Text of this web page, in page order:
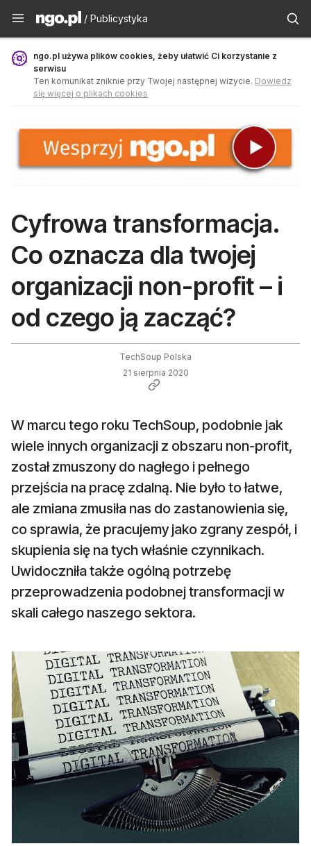
Publicystyka - ngo.pl
/ Publicystyka
ngo.pl używa plików cookies, żeby ułatwić Ci korzystanie z
serwisu
Ten komunikat zniknie przy Twojej następnej wizycie. Dowiedz
się więcej o plikach cookies
Cyfrowa transformacja.
Co oznacza dla twojej
organizacji non-profit – i
od czego ją zacząć?
TechSoup Polska
21 sierpnia 2020
W marcu tego roku TechSoup, podobnie jak
wiele innych organizacji z obszaru non-profit,
został zmuszony do nagłego i pełnego
przejścia na pracę zdalną. Nie było to łatwe,
ale zmiana zmusiła nas do zastanowienia się,
co sprawia, że pracujemy jako zgrany zespół, i
skupienia się na tych właśnie czynnikach.
Uwidoczniła także ogólną potrzebę
przeprowadzenia podobnej transformacji w
skali całego naszego sektora.